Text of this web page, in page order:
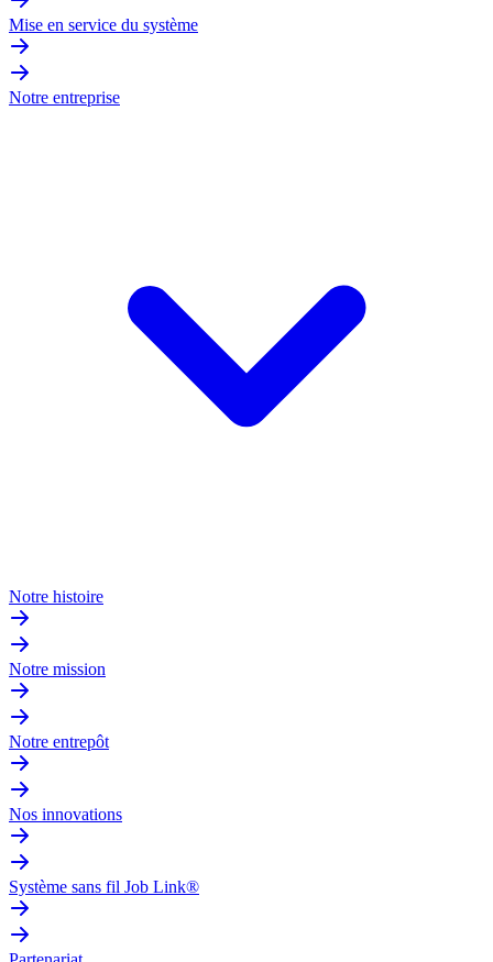
Mise en service du système
Notre entreprise
Notre histoire
Notre mission
Notre entrepôt
Nos innovations
Système sans fil Job Link®